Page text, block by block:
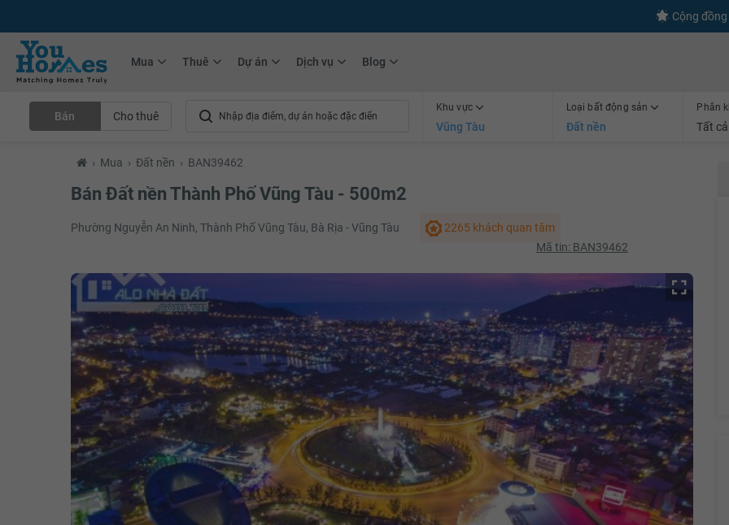
Cộng
Mua Thuê Dự án Dịch vụ Blog
Bán Cho thuê
Khu vực
Vũng Tàu
Loại bất động sản
Đất nền
Phân
Tất cả
› Mua › Đất nền › BAN39462
Bán Đất nền Thành Phố Vũng Tàu - 500m2
Phường Nguyễn An Ninh, Thành Phố Vũng Tàu, Bà Rịa - Vũng Tàu
2265 khách quan tâm
Mã tin: BAN39462